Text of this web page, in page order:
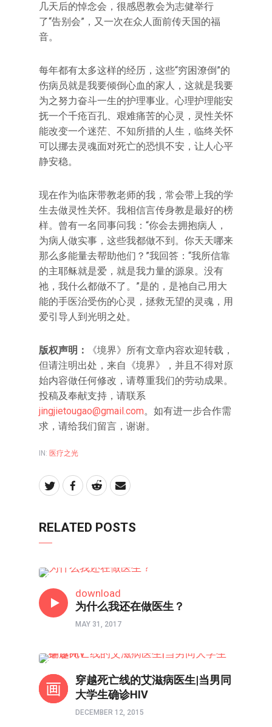
几天后的悼念会，很感恩教会为志健举行
了“告别会”，又一次在众人面前传天国的福
音。
每年都有太多这样的经历，这些“穷困潦倒”的
伤病员就是我要倾倒心血的家人，这就是我要
为之努力奋斗一生的护理事业。心理护理能安
抚一个千疮百孔、艰难痛苦的心灵，灵性关怀
能改变一个迷茫、不知所措的人生，临终关怀
可以挪去灵魂面对死亡的恐惧不安，让人心平
静安稳。
现在作为临床带教老师的我，常会带上我的学
生去做灵性关怀。我相信言传身教是最好的榜
样。曾有一名同事问我：“你会去拥抱病人，
为病人做实事，这些我都做不到。你天天哪来
那么多能量去帮助他们？”我回答：“我所信靠
的主耶稣就是爱，就是我力量的源泉。没有
祂，我什么都做不了。”是的，是祂自己用大
能的手医治受伤的心灵，拯救无望的灵魂，用
爱引导人到光明之处。
版权声明：
《境界》所有文章内容欢迎转载，
但请注明出处，来自《境界》，并且不得对原
始内容做任何修改，请尊重我们的劳动成果。
投稿及奉献支持，请联系
jingjietougao@gmail.com。如有进一步合作需
求，请给我们留言，谢谢。
IN: 医疗之光
RELATED POSTS
download
为什么我还在做医生？
MAY 31, 2017
穿越死亡线的艾滋病医生|当男同
大学生确诊HIV
DECEMBER 12, 2015